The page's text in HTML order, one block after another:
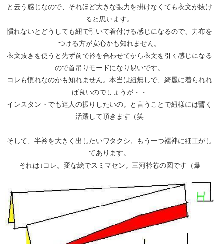
と云う感じなので、それほど大きな張力を掛けなくても衣文が抜け
ると思います。
慣れないとどうしても紐で引いて着付ける感じになるので、力布を
つける方が安心かも知れません。
衣文抜きを使うと先ず前で衿を合わせてから衣文を引く感じになる
ので首吊りモードになり易いです。
コレも慣れなのかも知れません。本当は紐無しで、綺麗に着られれ
ば良いのでしょうが・・
インスタントでも達人の振りしたいの。と言うことで紐様には暫く
活躍して頂きます（笑
そして、半衿を大きく出したいワタクシ。もう一つ襦袢に細工がし
てあります。
それは↓コレ。変な絵でスミマセン。三河衿芯の図です（爆